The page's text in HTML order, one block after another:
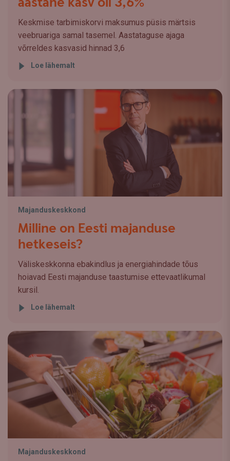
Keskmise tarbimiskorvi maksumus püsis märtsis
veebruariga samal tasemel. Aastataguse ajaga
võrreldes kasvasid hinnad 3,6
Loe lähemalt
Majanduskeskkond
Milline on Eesti majanduse
hetkeseis?
Väliskeskkonna ebakindlus ja energiahindade tõus
hoiavad Eesti majanduse taastumise ettevaatlikumal
kursil.
Loe lähemalt
Majanduskeskkond